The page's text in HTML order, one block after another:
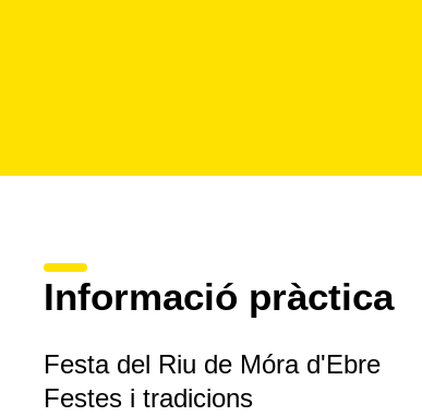
Informació pràctica
Festa del Riu de Móra d'Ebre
Festes i tradicions